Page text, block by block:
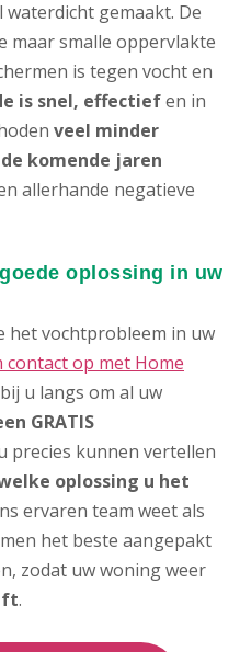
gemaakt. De
maar smalle oppervlakte
is tegen vocht en
is snel, effectiefen in
veel minder
de komende jaren
allerhande negatieve
oplossing in uw
het vochtprobleem in uw
contact op met Home
u langs om al uw
GRATIS
precies kunnen vertellen
oplossing u het
ervaren team weet als
het beste aangepakt
zodat uw woning weer
.